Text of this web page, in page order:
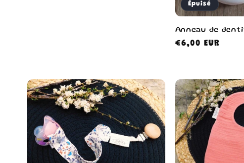
Épuisé
Anneau de
Prix
€6,00 EUR